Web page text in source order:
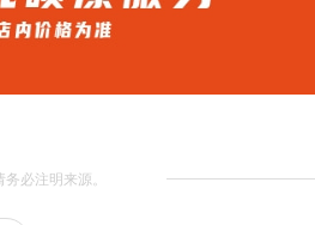
必注明来源。